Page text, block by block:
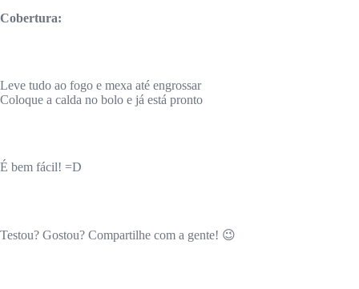
Cobertura:
Leve tudo ao fogo e mexa até engrossar
Coloque a calda no bolo e já está pronto
É bem fácil! =D
Testou? Gostou? Compartilhe com a gente! 😉